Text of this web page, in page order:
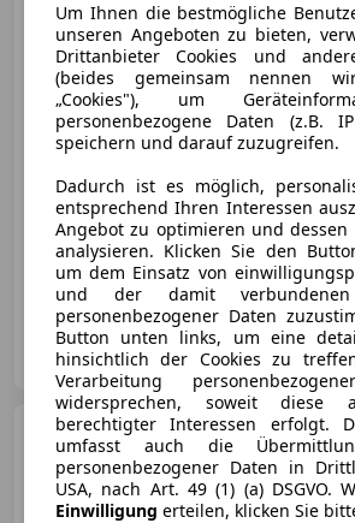
€ 86
04/2025 9 732 km Elektro
Porsche Innsbruck-Mitterweg
AT-6020 Innsbruck
Um Ihnen die bestmögliche
unseren Angeboten zu bieten,
Drittanbieter Cookies und
(beides gemeinsam nennen
„Cookies"), um
personenbezogene Daten (z.B.
speichern und darauf zuzugreifen.
Dadurch ist es möglich,
entsprechend Ihren Interessen
Angebot zu optimieren und dessen
analysieren. Klicken Sie den
um dem Einsatz von
und der damit verbundenen
personenbezogener Daten
Button unten links, um eine
hinsichtlich der Cookies zu
Verarbeitung
widersprechen, soweit diese
berechtigter Interessen erfolgt.
umfasst auch die
personenbezogener Daten in
USA, nach Art. 49 (1) (a) DSGVO.
Einwilligung erteilen, klicken Sie